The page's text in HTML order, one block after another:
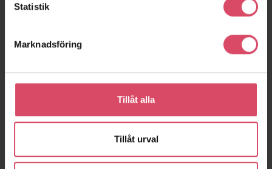
Statistik
Marknadsföring
Tillåt alla
Tillåt urval
Jönköping